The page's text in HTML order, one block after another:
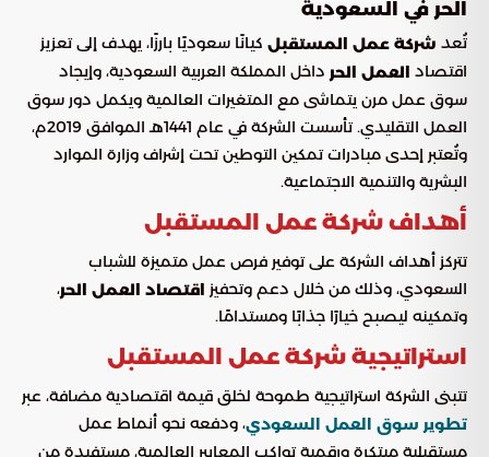
الحر في السعودية
تُعد شركة عمل المستقبل كيانًا سعوديًا بارزًا، يهدف إلى تعزيز
اقتصاد العمل الحر داخل المملكة العربية السعودية، وإيجاد
سوق عمل مرن يتماشى مع المتغيرات العالمية ويكمل دور سوق
العمل التقليدي. تأسست الشركة في عام 1441هـ الموافق 2019م،
وتُعتبر إحدى مبادرات تمكين التوطين تحت إشراف وزارة الموارد
البشرية والتنمية الاجتماعية.
أهداف شركة عمل المستقبل
تتركز أهداف الشركة على توفير فرص عمل متميزة للشباب
السعودي، وذلك من خلال دعم وتحفيز اقتصاد العمل الحر،
وتمكينه ليصبح خيارًا جذابًا ومستدامًا.
استراتيجية شركة عمل المستقبل
تتبنى الشركة استراتيجية طموحة لخلق قيمة اقتصادية مضافة، عبر
تطوير سوق العمل السعودي، ودفعه نحو أنماط عمل
مستقبلية مبتكرة ورقمية تواكب المعايير العالمية، مستفيدة من